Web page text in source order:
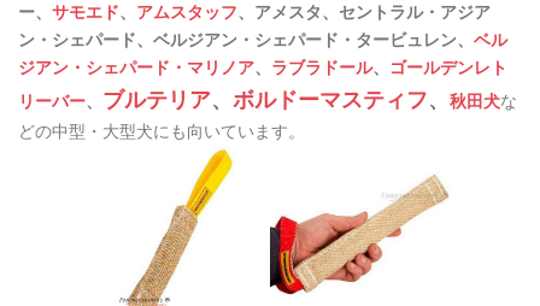
ー、 サモエド、 アムスタッフ、アメスタ、セントラル・アジア
ン・シェパード、ベルジアン・シェパード・タービュレン、 ベル
ジアン・シェパード・マリノア、 ラブラドール、
ゴールデンレト
リーバー、 ブルテリア、 ボルドーマスティフ、 秋田犬な
どの中型・大型犬にも向いています。